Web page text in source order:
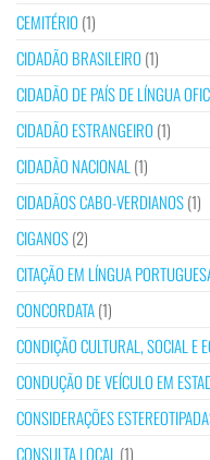
CEMITÉRIO (1)
CIDADÃO BRASILEIRO (1)
CIDADÃO DE PAÍS DE LÍNGUA
CIDADÃO ESTRANGEIRO (1)
CIDADÃO NACIONAL (1)
CIDADÃOS CABO-VERDIANOS(1)
CIGANOS(2)
CITAÇÃO EM LÍNGUA
CONCORDATA(1)
CONDIÇÃO CULTURAL, SOCIAL E
CONDUÇÃO DE VEÍCULO EM
CONSIDERAÇÕES
CONSULTA LOCAL (1)